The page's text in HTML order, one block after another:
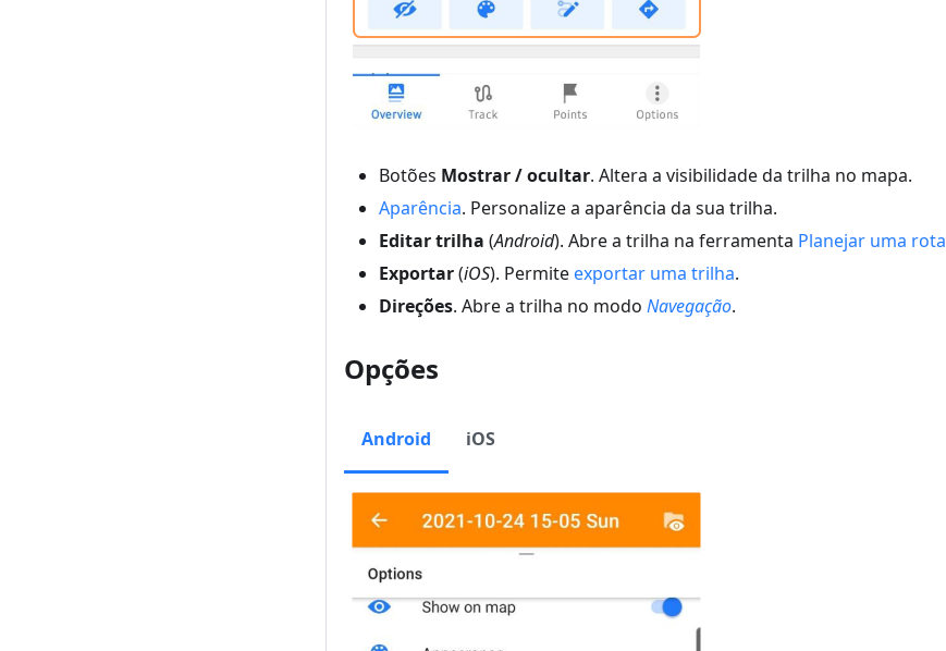
Botões Mostrar / ocultar. Altera a visibilidade da trilha no mapa.
Aparência. Personalize a aparência da sua trilha.
Editar trilha (Android). Abre a trilha na ferramenta Planejar uma rota
Exportar(iOS). Permite exportar uma trilha.
Direções. Abre a trilha no modo Navegação.
Opções
Android iOS